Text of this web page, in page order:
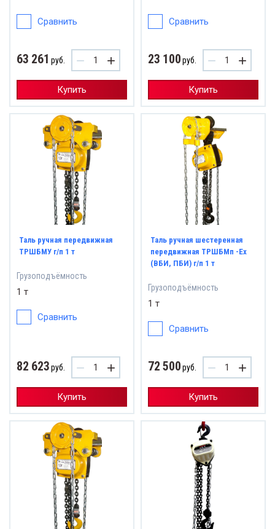
Сравнить
63 261 руб. − +
Купить
Сравнить
23 100руб. − +
Купить
Таль ручная передвижная
ТРШБМУ г/п 1 т
Грузоподъёмность
1 т
Сравнить
82 623руб. − +
Купить
Таль ручная шестеренная
передвижная ТРШБМп -Eх
(ВБИ, ПБИ) г/п 1 т
Грузоподъёмность
1 т
Сравнить
72 500руб. − +
Купить